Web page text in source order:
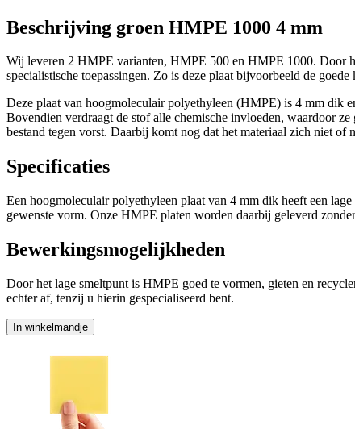
Beschrijving groen HMPE 1000 4 mm
Wij leveren 2 HMPE varianten, HMPE 500 en HMPE 1000. Door
specialistische toepassingen. Zo is deze plaat bijvoorbeeld de
Deze plaat van hoogmoleculair polyethyleen (HMPE) is 4 mm dik
Bovendien verdraagt de stof alle chemische invloeden, waardoor
bestand tegen vorst. Daarbij komt nog dat het materiaal zich niet of
Specificaties
Een hoogmoleculair polyethyleen plaat van 4 mm dik heeft een
gewenste vorm. Onze HMPE platen worden daarbij geleverd
Bewerkingsmogelijkheden
Door het lage smeltpunt is HMPE goed te vormen, gieten en
echter af, tenzij u hierin gespecialiseerd bent.
In winkelmandje